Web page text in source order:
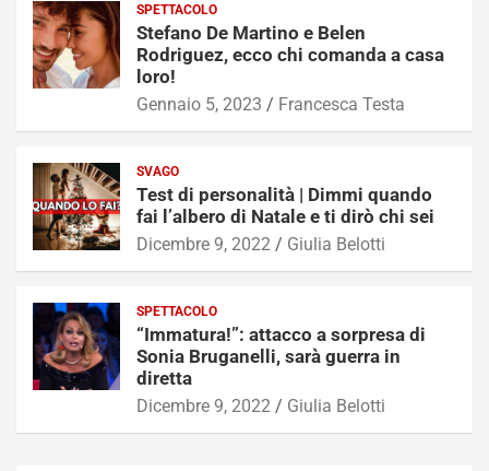
SPETTACOLO
Stefano De Martino e Belen
Rodriguez, ecco chi comanda a casa
loro!
Gennaio 5, 2023 Francesca Testa
SVAGO
Test di personalità | Dimmi quando
fai l’albero di Natale e ti dirò chi sei
Dicembre 9, 2022 Giulia Belotti
SPETTACOLO
“Immatura!”: attacco a sorpresa di
Sonia Bruganelli, sarà guerra in
diretta
Dicembre 9, 2022 Giulia Belotti